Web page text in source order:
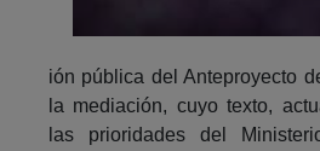
ión pública del Anteproyecto
la mediación, cuyo texto,
las prioridades del